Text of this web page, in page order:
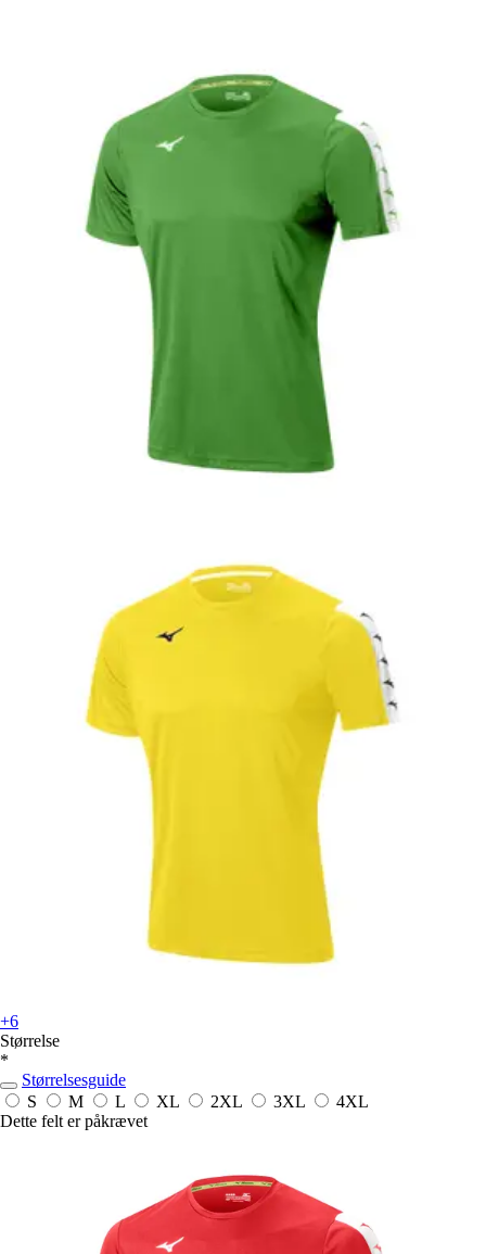
+6
Størrelse
*
Størrelsesguide
S
M L XL 2XL 3XL
4XL
Dette felt er påkrævet